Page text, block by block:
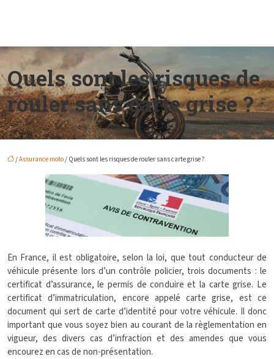
Quels sont les risques de
rouler sans carte grise ?
/Assurance moto/ Quels sont les risques de rouler sans carte grise ?
En France, il est obligatoire, selon la loi, que tout conducteur de
véhicule présente lors d’un contrôle policier, trois documents : le
certificat d’assurance, le permis de conduire et la carte grise. Le
certificat d’immatriculation, encore appelé carte grise, est ce
document qui sert de carte d’identité pour votre véhicule. Il donc
important que vous soyez bien au courant de la règlementation en
vigueur, des divers cas d’infraction et des amendes que vous
encourez en cas de non-présentation.